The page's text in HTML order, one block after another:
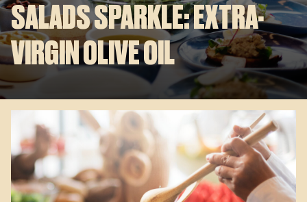
SALADS SPARKLE: EXTRA-
VIRGIN OLIVE OIL